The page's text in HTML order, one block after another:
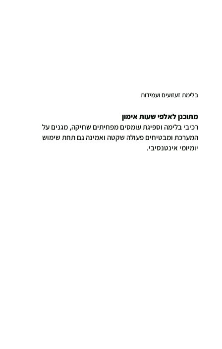
מתוכנן לאלפי שעות אימון
רכיבי בלימה וספיגת עומסים מפחיתים שחיקה, מגנים על
המערכת ומבטיחים פעולה שקטה ואמינה גם תחת שימוש
יומיומי אינטנסיבי.
בלימת זעזועים ועמידות